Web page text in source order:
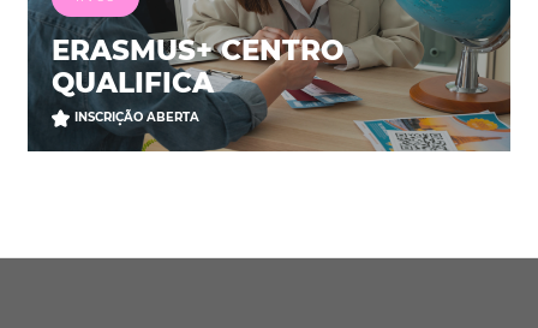
ERASMUS+ CENTRO
QUALIFICA
INSCRIÇÃO ABERTA